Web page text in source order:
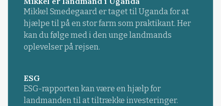
Mikkel Smedegaard er taget til Uganda for at
hjælpe til på en stor farm som praktikant. Her
kan du følge med i den unge landmands
oplevelser på rejsen.
ESG
ESG-rapporten kan være en hjælp for
landmanden til at tiltrække investeringer.